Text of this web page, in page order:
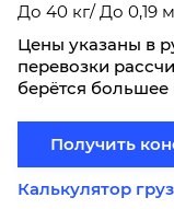
До 40 кг/ До 0,19
Цены указаны в
перевозки
берётся большее
Получить
Калькулятор